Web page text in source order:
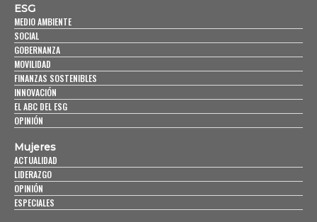
ESG
MEDIO AMBIENTE
SOCIAL
GOBERNANZA
MOVILIDAD
FINANZAS SOSTENIBLES
INNOVACIÓN
EL ABC DEL ESG
OPINIÓN
Mujeres
ACTUALIDAD
LIDERAZGO
OPINIÓN
ESPECIALES